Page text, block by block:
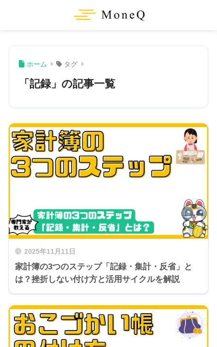
ホーム タグ
「記録」の記事一覧
2025年11月11日
家計簿の3つのステップ「記録・集計・反省」と
は？挫折しない付け方と活用サイクルを解説